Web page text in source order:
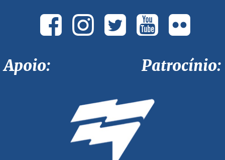
Apoio: Patrocínio: